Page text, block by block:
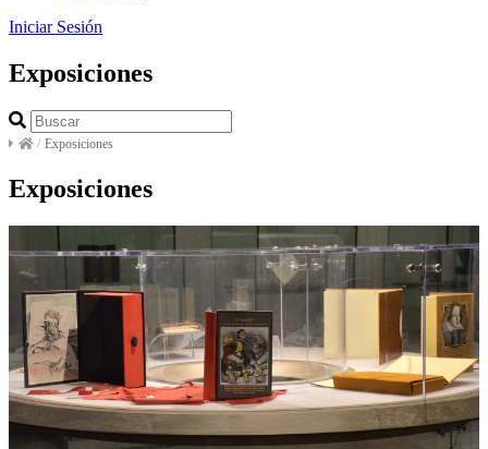
Iniciar Sesión
Exposiciones
/ Exposiciones
Exposiciones